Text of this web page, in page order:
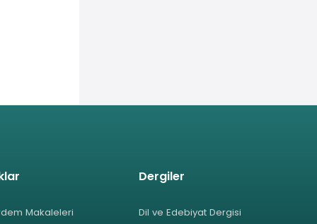
Makaleleri
Dergiler
Dil ve Edebiyat Dergisi